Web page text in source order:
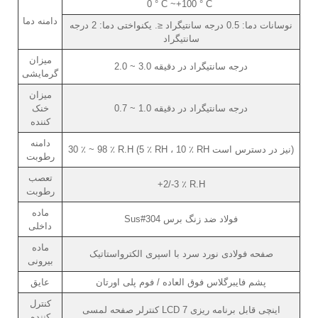
دامنه دما
0 ° C ~+100 ° C
نوسانات دما: 0.5 درجه سانتیگراد ≤. یکنواختی دما: 2 درجه
سانتیگراد
میزان
گرمایشی
2.0 ~ 3.0 درجه سانتیگراد در دقیقه
میزان
خنک
کننده
0.7 ~ 1.0 درجه سانتیگراد در دقیقه
دامنه
رطوبت
30 ٪ ~ 98 ٪ R.H (5 ٪ RH ، 10 ٪ RH نیز در دسترس است)
تعصب
رطوبت
+2/-3 ٪ R.H
ماده
داخلی
Sus#304 فولاد ضد زنگ برس
ماده
بیرونی
صفحه فولادی نورد سرد با اسپری الکترواستاتیک
عایق
پشم فایبرگلاس فوق العاده / فوم پلی اورتان
کنترل
کنترلر صفحه لمسی LCD 7 اینچی قابل برنامه ریزی